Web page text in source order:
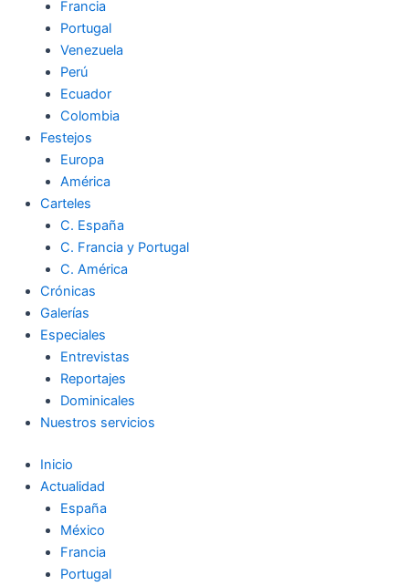
Francia
Portugal
Venezuela
Perú
Ecuador
Colombia
Festejos
Europa
América
Carteles
C. España
C. Francia y Portugal
C. América
Crónicas
Galerías
Especiales
Entrevistas
Reportajes
Dominicales
Nuestros servicios
Inicio
Actualidad
España
México
Francia
Portugal